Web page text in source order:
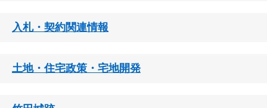
入札・契約関連情報
土地・住宅政策・宅地開発